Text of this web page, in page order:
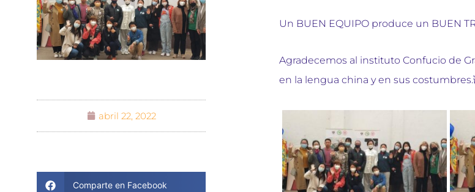
abril 22, 2022
Comparte en Facebook
Un BUEN EQUIPO produce un BUEN
Agradecemos al instituto Confucio de
en la lengua china y en sus